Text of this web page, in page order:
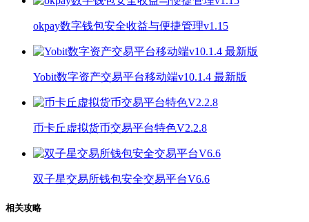
okpay数字钱包安全收益与便捷管理v1.15
Yobit数字资产交易平台移动端v10.1.4 最新版
币卡丘虚拟货币交易平台特色V2.2.8
双子星交易所钱包安全交易平台V6.6
相关攻略